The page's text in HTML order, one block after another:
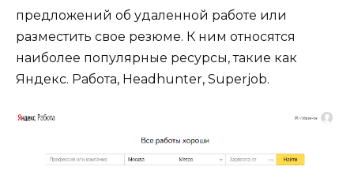
предложений об удаленной работе или
разместить свое резюме. К ним относятся
наиболее популярные ресурсы, такие как
Яндекс. Работа, Headhunter, Superjob.